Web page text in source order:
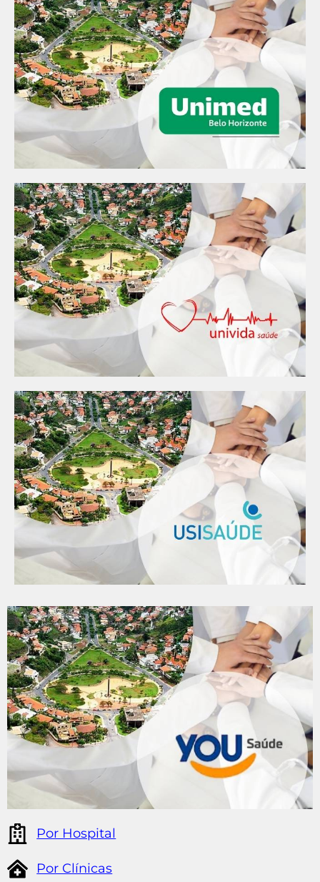
Por Hospital
Por Clínicas